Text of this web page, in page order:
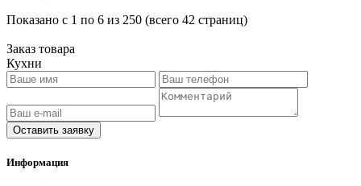
Показано с 1 по 6 из 250 (всего 42 страниц)
Заказ товара
Кухни
Оставить заявку
Информация